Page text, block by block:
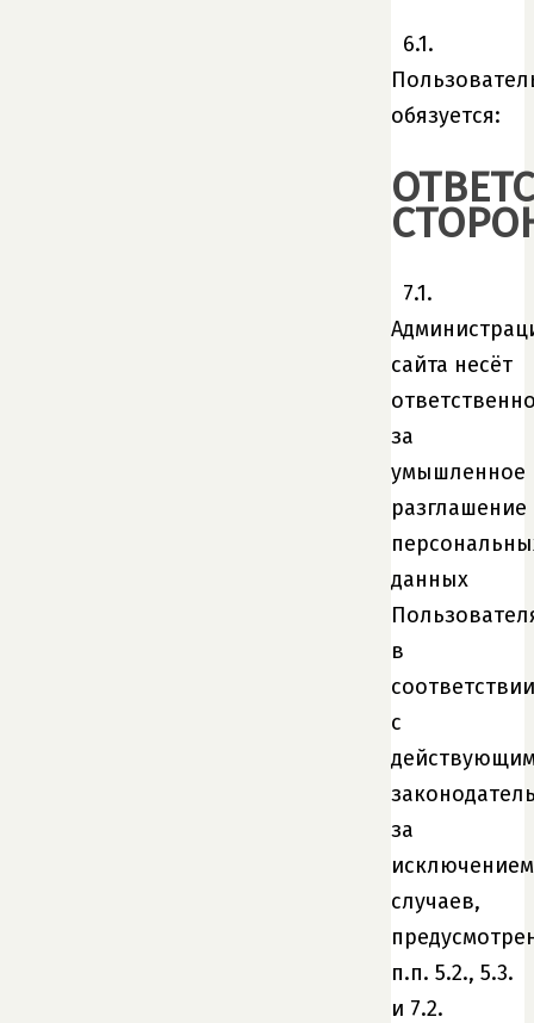
6.1.
обязуется:
7.1.
сайта несёт
за
умышленное
разглашение
данных
в
соответствии
с
за
исключением
случаев,
п.п. 5.2., 5.3.
и 7.2.